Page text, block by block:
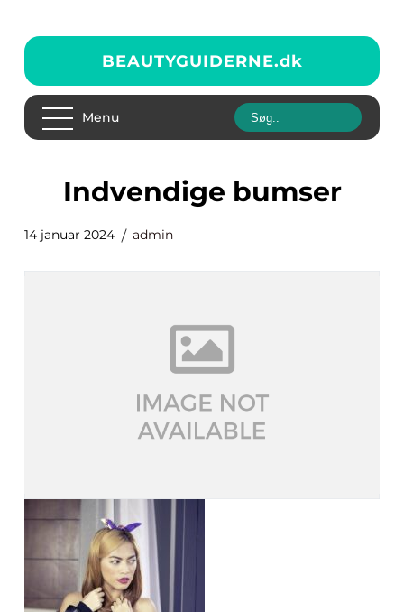
BEAUTYGUIDERNE.dk
Menu
indvendige bumser
14 januar 2024 admin